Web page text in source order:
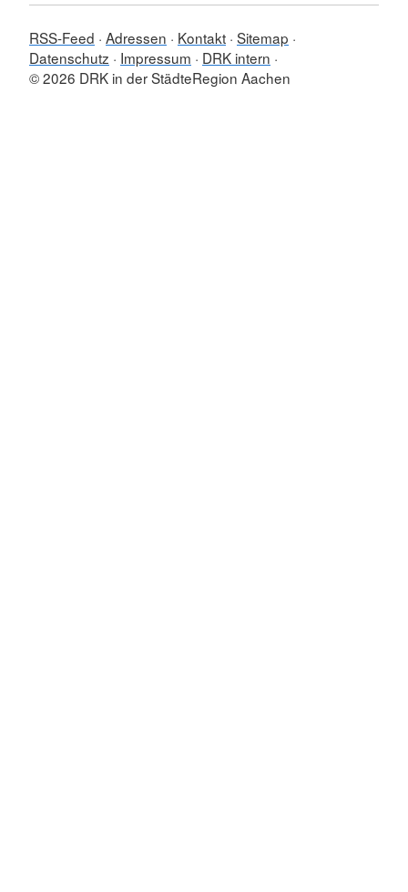
RSS-Feed Adressen Kontakt Sitemap
Datenschutz
Impressum
DRK intern
© 2026 DRK in der StädteRegion Aachen